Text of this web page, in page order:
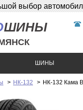
выбор
ШИНЫ
ШИНЫ
> НК-132 > НК-132 Кама